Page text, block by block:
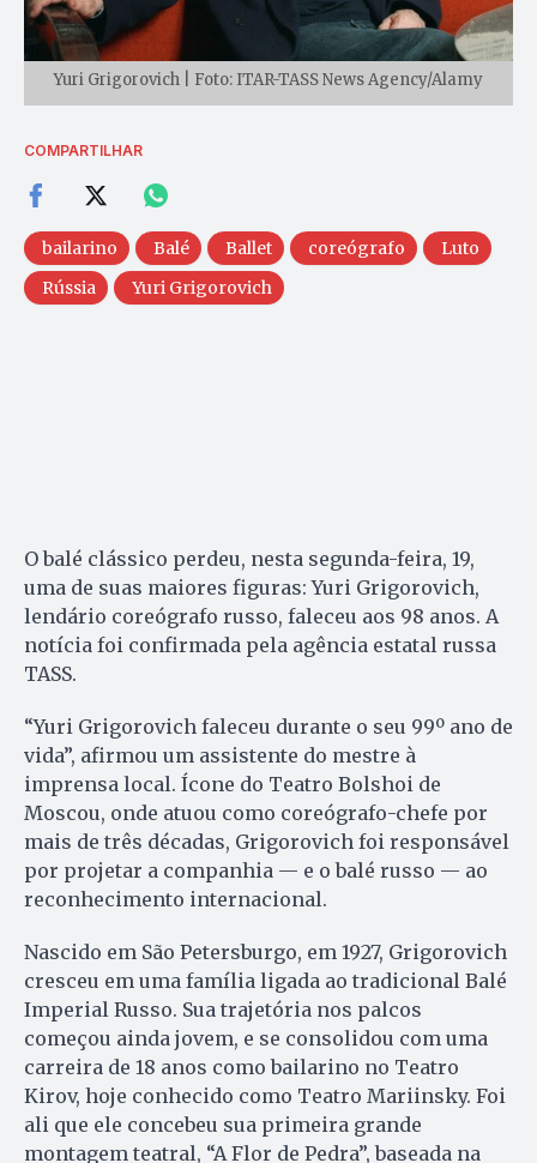
Yuri Grigorovich | Foto: ITAR-TASS News Agency/Alamy
COMPARTILHAR
bailarino Balé Ballet coreógrafo
Luto
Rússia
Yuri Grigorovich
O balé clássico perdeu, nesta segunda-feira, 19,
uma de suas maiores figuras: Yuri Grigorovich,
lendário coreógrafo russo, faleceu aos 98 anos. A
notícia foi confirmada pela agência estatal russa
TASS.
“Yuri Grigorovich faleceu durante o seu 99º ano de
vida”, afirmou um assistente do mestre à
imprensa local. Ícone do Teatro Bolshoi de
Moscou, onde atuou como coreógrafo-chefe por
mais de três décadas, Grigorovich foi responsável
por projetar a companhia — e o balé russo — ao
reconhecimento internacional.
Nascido em São Petersburgo, em 1927, Grigorovich
cresceu em uma família ligada ao tradicional Balé
Imperial Russo. Sua trajetória nos palcos
começou ainda jovem, e se consolidou com uma
carreira de 18 anos como bailarino no Teatro
Kirov, hoje conhecido como Teatro Mariinsky. Foi
ali que ele concebeu sua primeira grande
montagem teatral, “A Flor de Pedra”, baseada na